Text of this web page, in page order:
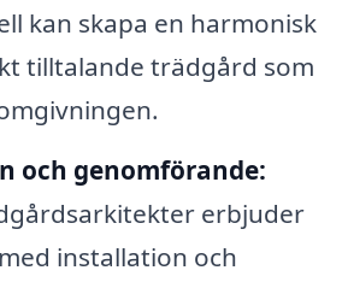
kan skapa en harmonisk
tilltalande trädgård som
och genomförande:
erbjuder
installation och